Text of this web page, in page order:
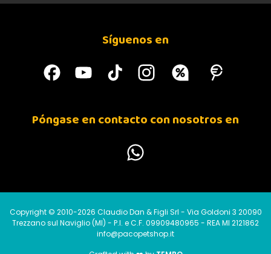
Síguenos en
Póngase en contacto con nosotros en
Copyright © 2010-2026 Claudio Dan & Figli Srl - Via Goldoni 3 20090
Trezzano sul Naviglio (MI) - P.I. e C.F. 09909480965 - REA MI 2121862
info@pacopetshop.it